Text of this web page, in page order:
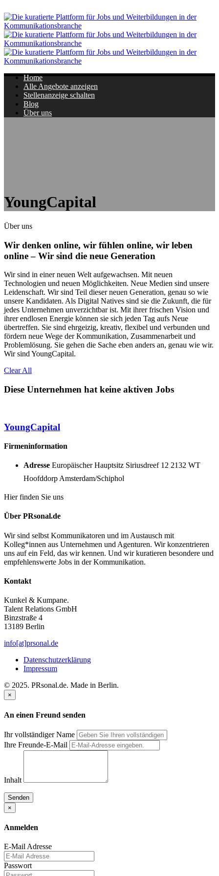
Home
Alle Angebote anzeigen
Stellenanzeige schalten
Blog
Über uns
YoungCapital
Über uns
Wir denken online, wir fühlen online, wir leben
online – Wir sind die neue Generation
Wir sind in einer neuen Welt aufgewachsen. Mit neuen
Technologien und neuen Möglichkeiten. Neue Medien sind unsere
Leidenschaft. Wir sind Teil dieser neuen Generation, genau so wie
unsere Kandidaten. Als Digital Natives sind sie die Zukunft, die für
jedes Unternehmen unverzichtbar ist. Mit ihrer frischen Vision und
ihrer endlosen Energie können sie sich jeden Tag aufs Neue
übertreffen. Sie sind ehrgeizig, kreativ, flexibel und verbunden und
fördern neue Wege der Kommunikation, Zusammenarbeit und
Problemlösung. Sie gehen die Sache eben anders an, genau wie wir.
Wir sind YoungCapital.
Clear All
Diese Unternehmen hat keine aktiven Jobs
YoungCapital
Firmeninformation
Adresse Europäischer Hauptsitz Siriusdreef 12 2132 WT
Hoofddorp Amsterdam/Schiphol
Hier finden Sie uns
Über PRsonal.de
Wir sind selbst Kommunikatoren und im Austausch mit
Kolleg*innen aus Unternehmen und Agenturen. Wir konzentrieren
uns auf ein Feld, das wir kennen. Und wir kuratieren besondere und
empfehlenswerte Jobs in der Kommunikation.
Kontakt
Kunkel & Kumpane.
Talent Relations GmbH
Binzstraße 4
13189 Berlin
info[at]prsonal.de
Datenschutzerklärung
Impressum
© 2025. PRsonal.de. Made in Berlin.
×
An einen Freund senden
Ihr vollständiger Name
Ihre Freunde-E-Mail
Inhalt
Senden
×
Anmelden
E-Mail Adresse
Passwort